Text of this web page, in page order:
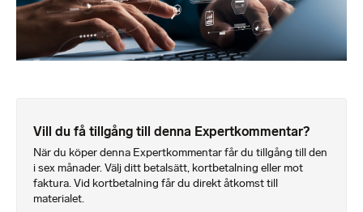
Vill du få tillgång till denna Expertkommentar?
När du köper denna Expertkommentar får du tillgång till den
i sex månader. Välj ditt betalsätt, kortbetalning eller mot
faktura. Vid kortbetalning får du direkt åtkomst till
materialet.